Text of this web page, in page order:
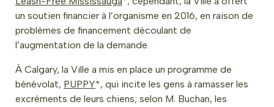
un soutien financier à l’organisme en 2016, en raison de
problèmes de financement découlant de
l’augmentation de la demande.
À Calgary, la Ville a mis en place un programme de
bénévolat, PUPPY*, qui incite les gens à ramasser les
excréments de leurs chiens; selon M. Buchan, les